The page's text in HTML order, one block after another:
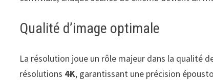
Qualité d’image optimale
La résolution joue un rôle majeur dans la qualité
résolutions 4K, garantissant une précision